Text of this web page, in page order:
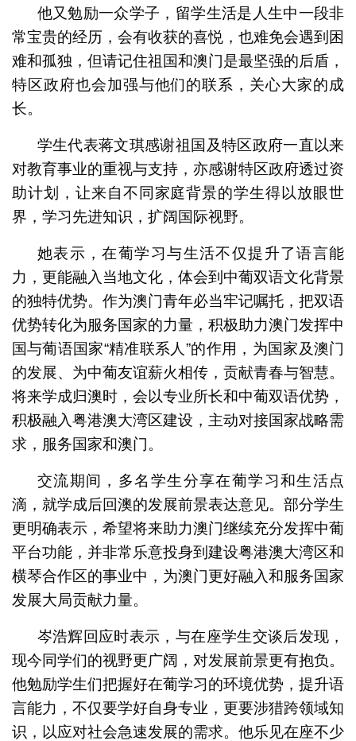
他又勉励一众学子，留学生活是人生中一段非
常宝贵的经历，会有收获的喜悦，也难免会遇到困
难和孤独，但请记住祖国和澳门是最坚强的后盾，
特区政府也会加强与他们的联系，关心大家的成
长。
学生代表蒋文琪感谢祖国及特区政府一直以来
对教育事业的重视与支持，亦感谢特区政府透过资
助计划，让来自不同家庭背景的学生得以放眼世
界，学习先进知识，扩阔国际视野。
她表示，在葡学习与生活不仅提升了语言能
力，更能融入当地文化，体会到中葡双语文化背景
的独特优势。作为澳门青年必当牢记嘱托，把双语
优势转化为服务国家的力量，积极助力澳门发挥中
国与葡语国家“精准联系人”的作用，为国家及澳门
的发展、为中葡友谊薪火相传，贡献青春与智慧。
将来学成归澳时，会以专业所长和中葡双语优势，
积极融入粤港澳大湾区建设，主动对接国家战略需
求，服务国家和澳门。
交流期间，多名学生分享在葡学习和生活点
滴，就学成后回澳的发展前景表达意见。部分学生
更明确表示，希望将来助力澳门继续充分发挥中葡
平台功能，并非常乐意投身到建设粤港澳大湾区和
横琴合作区的事业中，为澳门更好融入和服务国家
发展大局贡献力量。
岑浩辉回应时表示，与在座学生交谈后发现，
现今同学们的视野更广阔，对发展前景更有抱负。
他勉励学生们把握好在葡学习的环境优势，提升语
言能力，不仅要学好自身专业，更要涉猎跨领域知
识，以应对社会急速发展的需求。他乐见在座不少